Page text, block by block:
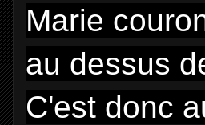
Marie
au dessus
C'est donc